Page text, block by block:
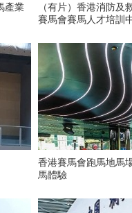
產業
（有片）香港消防及
賽馬會賽馬人才培訓
香港賽馬會跑馬地馬
馬體驗